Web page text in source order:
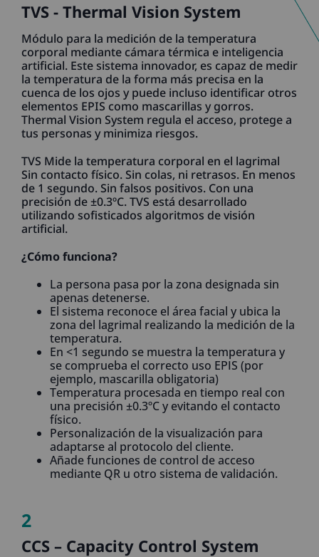
TVS - Thermal Vision System
Módulo para la medición de la temperatura
corporal mediante cámara térmica e inteligencia
artificial. Este sistema innovador, es capaz de medir
la temperatura de la forma más precisa en la
cuenca de los ojos y puede incluso identificar otros
elementos EPIS como mascarillas y gorros.
Thermal Vision System regula el acceso, protege a
tus personas y minimiza riesgos.
TVS Mide la temperatura corporal en el lagrimal
Sin contacto físico. Sin colas, ni retrasos. En menos
de 1 segundo. Sin falsos positivos. Con una
precisión de ±0.3ºC. TVS está desarrollado
utilizando sofisticados algoritmos de visión
artificial.
¿Cómo funciona?
La persona pasa por la zona designada sin
apenas detenerse.
El sistema reconoce el área facial y ubica la
zona del lagrimal realizando la medición de la
temperatura.
En <1 segundo se muestra la temperatura y
se comprueba el correcto uso EPIS (por
ejemplo, mascarilla obligatoria)
Temperatura procesada en tiempo real con
una precisión ±0.3ºC y evitando el contacto
físico.
Personalización de la visualización para
adaptarse al protocolo del cliente.
Añade funciones de control de acceso
mediante QR u otro sistema de validación.
2
CCS – Capacity Control System